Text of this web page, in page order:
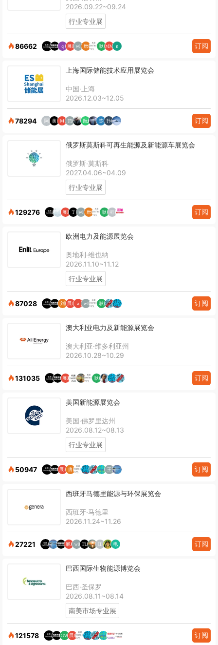
2026.09.22~09.24
行业专业展
86662 订阅
上海国际储能技术应用展览会
中国·上海
2026.12.03~12.05
78294 订阅
俄罗斯莫斯科可再生能源及新能源车展览会
俄罗斯·莫斯科
2027.04.06~04.09
行业专业展
129276 订阅
欧洲电力及能源展览会
奥地利·维也纳
2026.11.10~11.12
行业专业展
87028 订阅
澳大利亚电力及新能源展览会
澳大利亚·维多利亚州
2026.10.28~10.29
131035 订阅
美国新能源展览会
美国·佛罗里达州
2026.08.12~08.13
行业专业展
50947 订阅
西班牙马德里能源与环保展览会
西班牙·马德里
2026.11.24~11.26
27221 订阅
巴西国际生物能源博览会
巴西·圣保罗
2026.08.11~08.14
南美市场专业展
121578 订阅